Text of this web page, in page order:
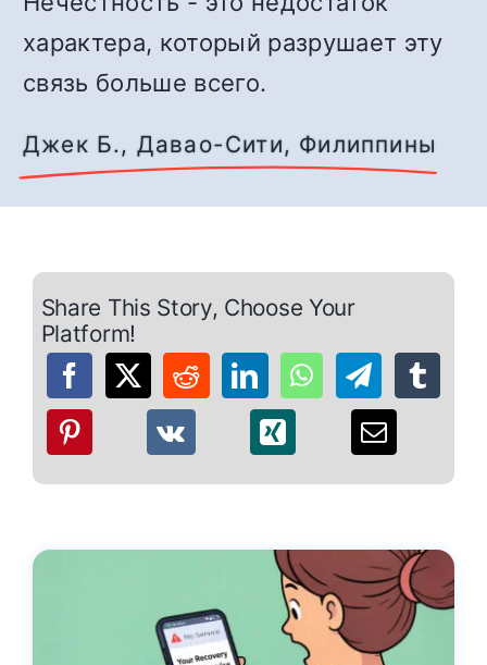
характера, который разрушает эту
связь больше всего.
Джек Б., Давао-Сити, Филиппины
Share This Story, Choose Your
Platform!